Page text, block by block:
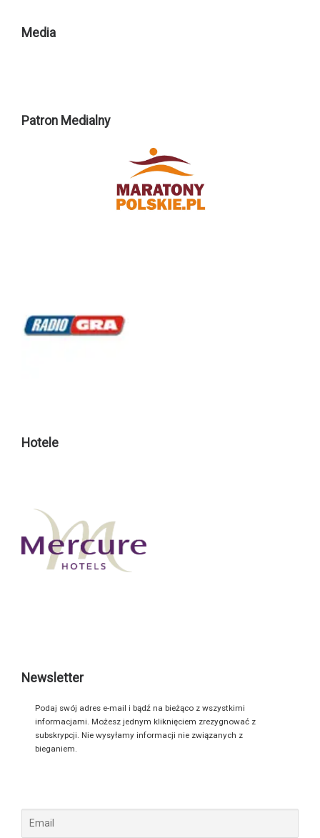
Media
Patron Medialny
Hotele
Newsletter
Podaj swój adres e-mail i bądź na bieżąco z wszystkimi
informacjami. Możesz jednym kliknięciem zrezygnować z
subskrypcji. Nie wysyłamy informacji nie związanych z
bieganiem.